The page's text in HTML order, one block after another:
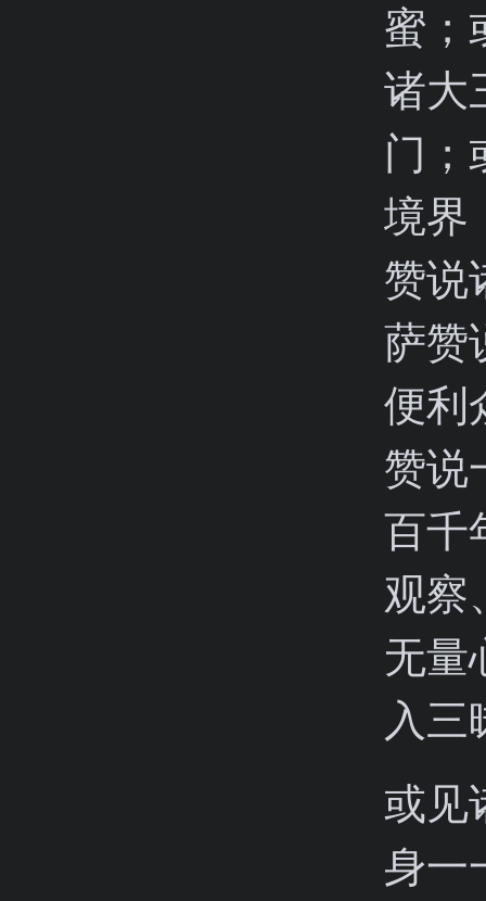
蜜；
诸大
门；
境界
赞说
萨赞
便利
赞说
百千
观察
无量
入
或见
身一